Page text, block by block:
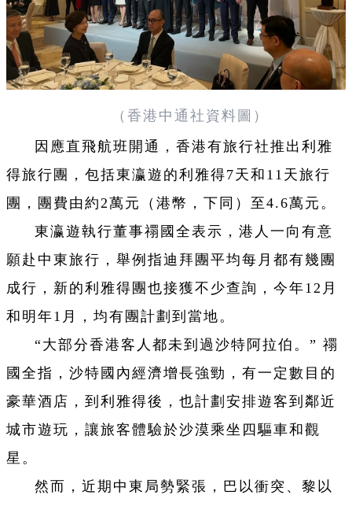
（香港中通社資料圖）
因應直飛航班開通，香港有旅行社推出利雅
得旅行團，包括東瀛遊的利雅得7天和11天旅行
團，團費由約2萬元（港幣，下同）至4.6萬元。
東瀛遊執行董事禤國全表示，港人一向有意
願赴中東旅行，舉例指迪拜團平均每月都有幾團
成行，新的利雅得團也接獲不少查詢，今年12月
和明年1月，均有團計劃到當地。
“大部分香港客人都未到過沙特阿拉伯。” 禤
國全指，沙特國內經濟增長強勁，有一定數目的
豪華酒店，到利雅得後，也計劃安排遊客到鄰近
城市遊玩，讓旅客體驗於沙漠乘坐四驅車和觀
星。
然而，近期中東局勢緊張，巴以衝突、黎以